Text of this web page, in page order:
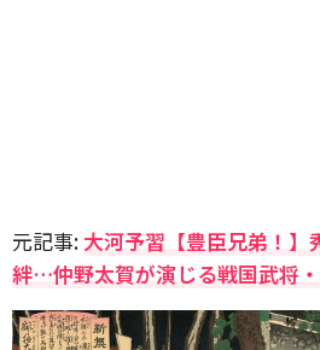
元記事:大河予習【豊臣兄弟！】
絆…仲野太賀が演じる戦国武将